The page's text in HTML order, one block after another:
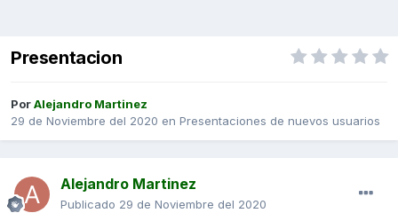
Presentacion
PorAlejandro Martinez
29 de Noviembre del 2020 en Presentaciones de nuevos usuarios
Alejandro Martinez
Publicado 29 de Noviembre del 2020